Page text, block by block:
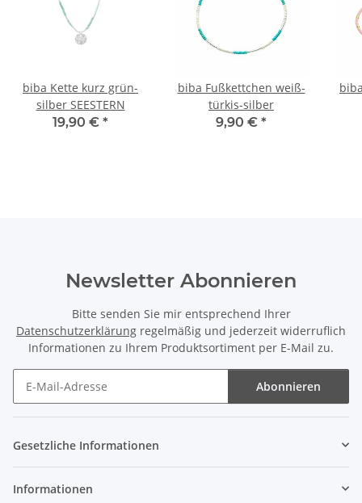
biba Kette kurz grün-
silber SEESTERN
19,90 € *
biba Fußkettchen weiß-
türkis-silber
9,90 € *
Newsletter Abonnieren
Bitte senden Sie mir entsprechend Ihrer
Datenschutzerklärung regelmäßig und jederzeit widerruflich
Informationen zu Ihrem Produktsortiment per E-Mail zu.
Abonnieren
Gesetzliche Informationen
Informationen